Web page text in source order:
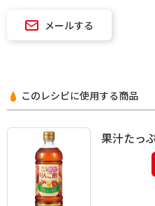
メールする
このレシピに使用する商品
果汁たっ